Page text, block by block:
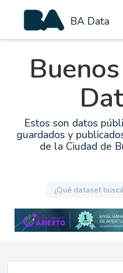
BA Data
Estos son datos
guardados y
de la Ciudad de